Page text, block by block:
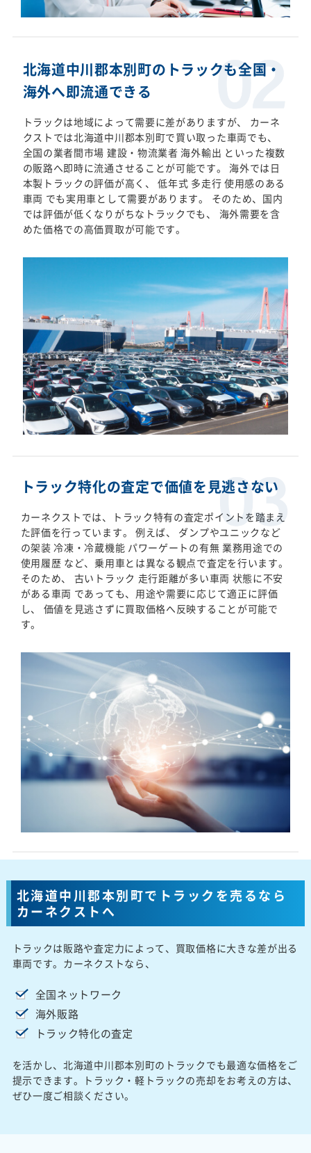
北海道中川郡本別町のトラックも全国・
海外へ即流通できる
トラックは地域によって需要に差がありますが、 カーネ
クストでは北海道中川郡本別町で買い取った車両でも、
全国の業者間市場 建設・物流業者 海外輸出 といった複数
の販路へ即時に流通させることが可能です。 海外では日
本製トラックの評価が高く、 低年式 多走行 使用感のある
車両 でも実用車として需要があります。 そのため、国内
では評価が低くなりがちなトラックでも、 海外需要を含
めた価格での高価買取が可能です。
トラック特化の査定で価値を見逃さない
カーネクストでは、トラック特有の査定ポイントを踏まえ
た評価を行っています。 例えば、 ダンプやユニックなど
の架装 冷凍・冷蔵機能 パワーゲートの有無 業務用途での
使用履歴 など、乗用車とは異なる観点で査定を行います。
そのため、 古いトラック 走行距離が多い車両 状態に不安
がある車両 であっても、用途や需要に応じて適正に評価
し、 価値を見逃さずに買取価格へ反映することが可能で
す。
北海道中川郡本別町でトラックを売るなら
カーネクストへ
トラックは販路や査定力によって、買取価格に大きな差が出る
車両です。カーネクストなら、
全国ネットワーク
海外販路
トラック特化の査定
を活かし、北海道中川郡本別町のトラックでも最適な価格をご
提示できます。トラック・軽トラックの売却をお考えの方は、
ぜひ一度ご相談ください。